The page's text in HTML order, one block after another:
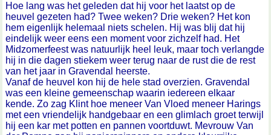
Hoe lang was het geleden dat hij voor het laatst op de
heuvel gezeten had? Twee weken? Drie weken? Het kon
hem eigenlijk helemaal niets schelen. Hij was blij dat hij
eindelijk weer eens een moment voor zichzelf had. Het
Midzomerfeest was natuurlijk heel leuk, maar toch verlangde
hij in die dagen stiekem weer terug naar de rust die de rest
van het jaar in Gravendal heerste.
Vanaf de heuvel kon hij de hele stad overzien. Gravendal
was een kleine gemeenschap waarin iedereen elkaar
kende. Zo zag Klint hoe meneer Van Vloed meneer Harings
met een vriendelijk handgebaar en een glimlach groet terwijl
hij een kar met potten en pannen voortduwt. Mevrouw Van